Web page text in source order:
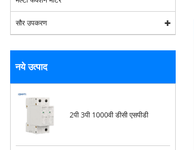
सौर उपकरण
नये उत्पाद
2पी 3पी 1000वी डीसी एसपीडी